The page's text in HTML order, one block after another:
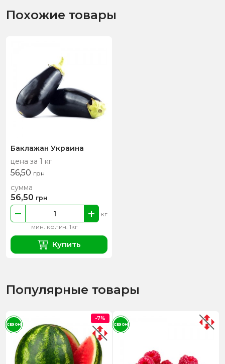
Похожие товары
Баклажан Украина
цена за 1 кг
56,50 грн
мин. колич. 1кг
кг
сумма
56,50 грн
Купить
Популярные товары
-7%
СЕЗОН СЕЗОН